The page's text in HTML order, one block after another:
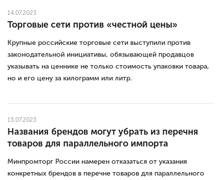
14.07.2023
Торговые сети против «честной цены»
Крупные российские торговые сети выступили против
законодательной инициативы, обязывающей продавцов
указывать на ценнике не только стоимость упаковки товара,
но и его цену за килограмм или литр.
13.07.2023
Названия брендов могут убрать из перечня
товаров для параллельного импорта
Минпромторг России намерен отказаться от указания
конкретных брендов в перечне товаров для параллельного